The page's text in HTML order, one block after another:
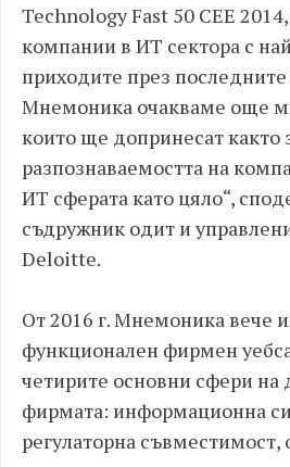
Technology Fast 50 CEE
компании в ИТ сектора с
приходите през
Мнемоника очакваме още
които ще допринесат както
разпознаваемостта на
ИТ сферата като цяло“,
съдружник одит и
Deloitte.
От 2016 г. Мнемоника вече
функционален фирмен
четирите основни сфери на
фирмата: информационна
регулаторна съвместимост,